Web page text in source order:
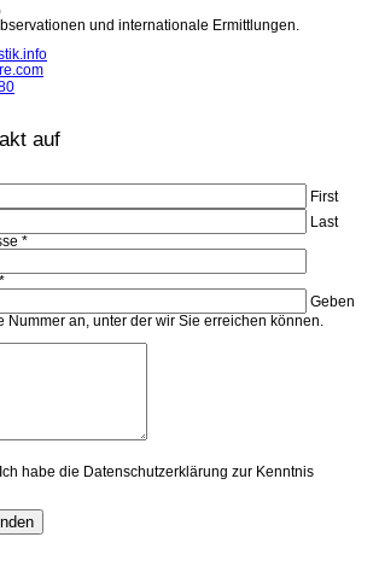
und internationale Ermittlungen.
auf
First
Last
*
*
Geben
Nummer an, unter der wir Sie erreichen können.
Ich habe die Datenschutzerklärung zur Kenntnis